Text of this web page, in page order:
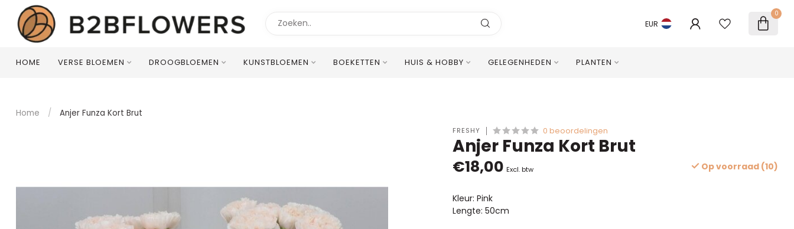
EUR
0
HOME VERSE BLOEMEN DROOGBLOEMEN KUNSTBLOEMEN BOEKETTEN HUIS & HOBBY GELEGENHEDEN PLANTEN
Home / Anjer Funza Kort Brut
FRESHY 0 beoordelingen
Anjer Funza Kort Brut
€18,00 Excl. btw Op voorraad (10)
Kleur: Pink
Lengte: 50cm